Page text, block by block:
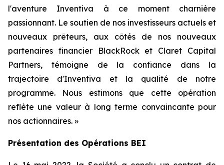
l'aventure Inventiva à ce moment charnière
passionnant. Le soutien de nos investisseurs actuels et
nouveaux prêteurs, aux côtés de nos nouveaux
partenaires financier BlackRock et Claret Capital
Partners, témoigne de la confiance dans la
trajectoire d'Inventiva et la qualité de notre
programme. Nous estimons que cette opération
reflète une valeur à long terme convaincante pour
nos actionnaires. »
Présentation des Opérations BEI